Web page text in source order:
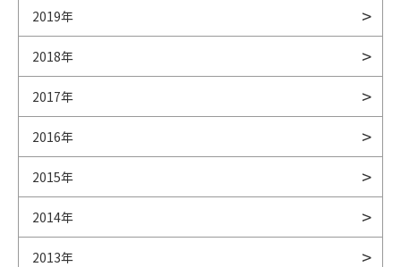
2019年
2018年
2017年
2016年
2015年
2014年
2013年